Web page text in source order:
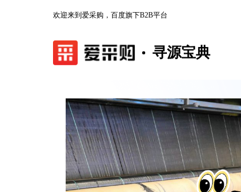
欢迎来到爱采购，百度旗下B2B平台
寻源宝典